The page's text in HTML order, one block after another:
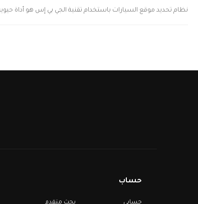
نظام تحديد موقع السيارات باستخدام تقنية الجي بي إس هو أداة
حساب
حسابي بحث متقدم